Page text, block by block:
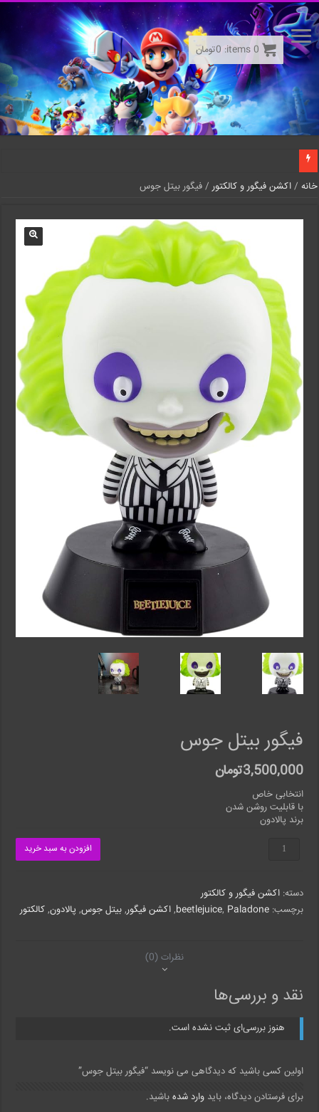
خانه /اکشن فیگور و کالکتور / فیگور بیتل جوس
فیگور بیتل جوس
3,500,000تومان
انتخابی خاص
با قابلیت روشن شدن
برند پالادون
فیگور
افزودن به سبد خرید
دسته:اکشن فیگور و کالکتور
برچسب:
beetlejuice, Paladone
,اکشن فیگور,بیتل جوس, پالادون,کالکتور
نظرات (0)
نقد و بررسی‌ها
هنوز بررسی‌ای ثبت نشده است.
اولین کسی باشید که دیدگاهی می نویسد “فیگور بیتل جوس”
برای فرستادن دیدگاه، بایدوارد شده باشید.
0
items:
0تومان